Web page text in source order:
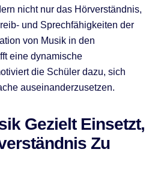
nicht nur das Hörverständnis,
und Sprechfähigkeiten der
von Musik in den
eine dynamische
die Schüler dazu, sich
auseinanderzusetzen.
Gezielt Einsetzt,
Zu